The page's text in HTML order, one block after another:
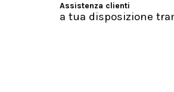
Assistenza clienti
a tua disposizione